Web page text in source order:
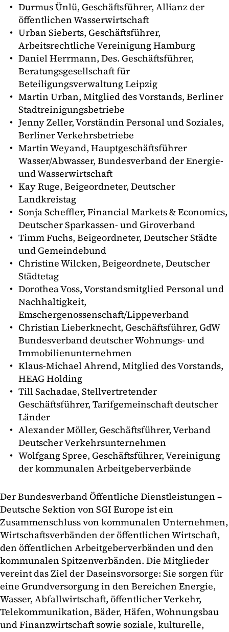
Durmus Ünlü, Geschäftsführer, Allianz der
öffentlichen Wasserwirtschaft
Urban Sieberts, Geschäftsführer,
Arbeitsrechtliche Vereinigung Hamburg
Daniel Herrmann, Des. Geschäftsführer,
Beratungsgesellschaft für
Beteiligungsverwaltung Leipzig
Martin Urban, Mitglied des Vorstands, Berliner
Stadtreinigungsbetriebe
Jenny Zeller, Vorständin Personal und Soziales,
Berliner Verkehrsbetriebe
Martin Weyand, Hauptgeschäftsführer
Wasser/Abwasser, Bundesverband der Energie-
und Wasserwirtschaft
Kay Ruge, Beigeordneter, Deutscher
Landkreistag
Sonja Scheffler, Financial Markets & Economics,
Deutscher Sparkassen- und Giroverband
Timm Fuchs, Beigeordneter, Deutscher Städte
und Gemeindebund
Christine Wilcken, Beigeordnete, Deutscher
Städtetag
Dorothea Voss, Vorstandsmitglied Personal und
Nachhaltigkeit,
Emschergenossenschaft/Lippeverband
Christian Lieberknecht, Geschäftsführer, GdW
Bundesverband deutscher Wohnungs- und
Immobilienunternehmen
Klaus-Michael Ahrend, Mitglied des Vorstands,
HEAG Holding
Till Sachadae, Stellvertretender
Geschäftsführer, Tarifgemeinschaft deutscher
Länder
Alexander Möller, Geschäftsführer, Verband
Deutscher Verkehrsunternehmen
Wolfgang Spree, Geschäftsführer, Vereinigung
der kommunalen Arbeitgeberverbände
Der Bundesverband Öffentliche Dienstleistungen –
Deutsche Sektion von SGI Europe ist ein
Zusammenschluss von kommunalen Unternehmen,
Wirtschaftsverbänden der öffentlichen Wirtschaft,
den öffentlichen Arbeitgeberverbänden und den
kommunalen Spitzenverbänden. Die Mitglieder
vereint das Ziel der Daseinsvorsorge: Sie sorgen für
eine Grundversorgung in den Bereichen Energie,
Wasser, Abfallwirtschaft, öffentlicher Verkehr,
Telekommunikation, Bäder, Häfen, Wohnungsbau
und Finanzwirtschaft sowie soziale, kulturelle,